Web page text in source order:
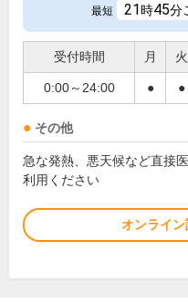
最短 21時45分
受付時間 月 火
0:00～24:00 ● ●
その他
急な発熱、悪天候など直接
利用ください
オンライ